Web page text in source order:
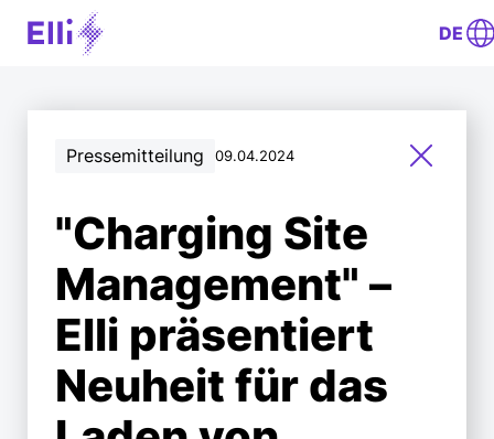
DE
Pressemitteilung 09.04.2024
"Charging Site
Management" –
Elli präsentiert
Neuheit für das